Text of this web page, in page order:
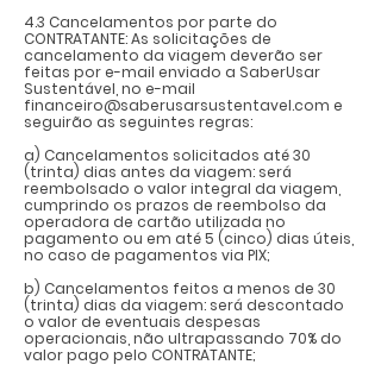
4.3 Cancelamentos por parte do
CONTRATANTE: As solicitações de
cancelamento da viagem deverão ser
feitas por e-mail enviado a SaberUsar
Sustentável, no e-mail
financeiro@saberusarsustentavel.com e
seguirão as seguintes regras:
a) Cancelamentos solicitados até 30
(trinta) dias antes da viagem: será
reembolsado o valor integral da viagem,
cumprindo os prazos de reembolso da
operadora de cartão utilizada no
pagamento ou em até 5 (cinco) dias úteis,
no caso de pagamentos via PIX;
b) Cancelamentos feitos a menos de 30
(trinta) dias da viagem: será descontado
o valor de eventuais despesas
operacionais, não ultrapassando 70% do
valor pago pelo CONTRATANTE;